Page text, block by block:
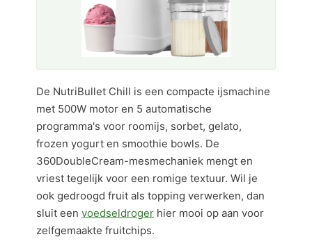
De NutriBullet Chill is een compacte ijsmachine
met 500W motor en 5 automatische
programma's voor roomijs, sorbet, gelato,
frozen yogurt en smoothie bowls. De
360DoubleCream-mesmechaniek mengt en
vriest tegelijk voor een romige textuur. Wil je
ook gedroogd fruit als topping verwerken, dan
sluit een voedseldroger hier mooi op aan voor
zelfgemaakte fruitchips.